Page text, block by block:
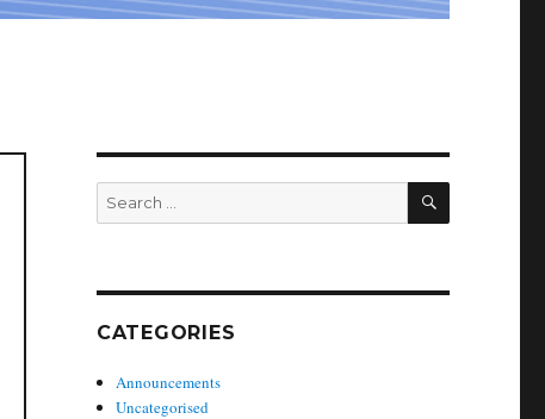
Search
for:
SEARCH
CATEGORIES
Announcements
Uncategorised